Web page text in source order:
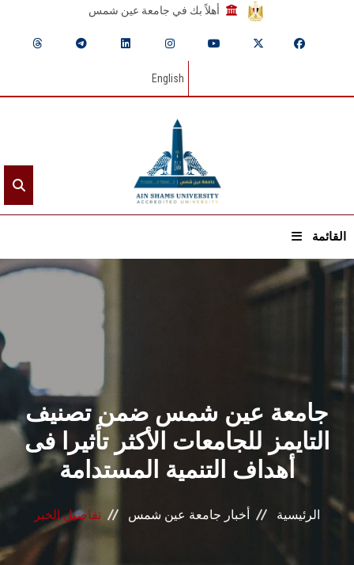
أهلاً بك في جامعة عين شمس
English
القائمة
الرئيسيـة
القطاعـات
الشئون الأكاديمية
البحث العلمي
المراكز والوحدات
جامعة عين شمس ضمن تصنيف
التايمز للجامعات الأكثر تأثيرا فى
أهداف التنمية المستدامة
الرئيسية أخبار جامعة عين شمس تفاصيل الخبر